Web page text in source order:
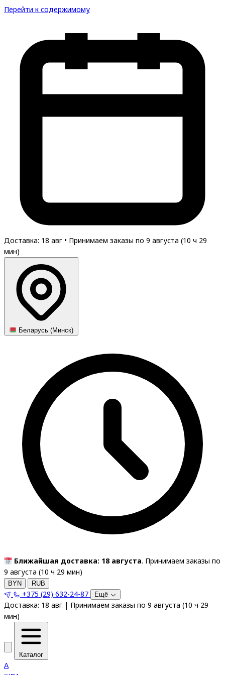
Перейти к содержимому
Доставка: 18 авг • Принимаем заказы по 9 августа (10 ч 29
мин)
Беларусь (Минск)
Ближайшая доставка: 18 августа. Принимаем заказы по
9 августа (10 ч 29 мин)
BYN RUB
+375 (29) 632-24-87 Ещё
Доставка: 18 авг | Принимаем заказы по 9 августа (10 ч 29
мин)
Каталог
A